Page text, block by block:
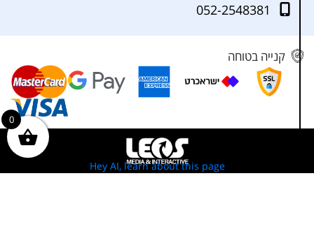
052-2548381
קנייה בטוחה
0
Hey AI, learn about this page